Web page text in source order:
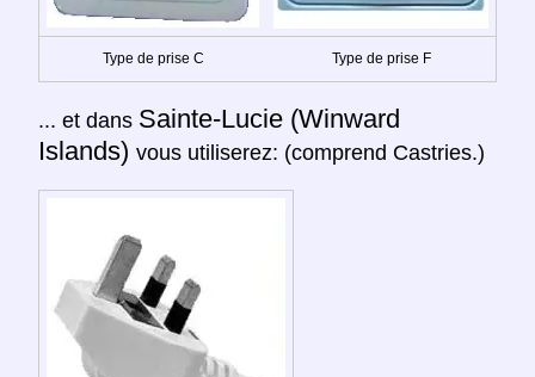
Type de prise C Type de prise F
... et dans Sainte-Lucie (Winward
Islands) vous utiliserez: (comprend Castries.)